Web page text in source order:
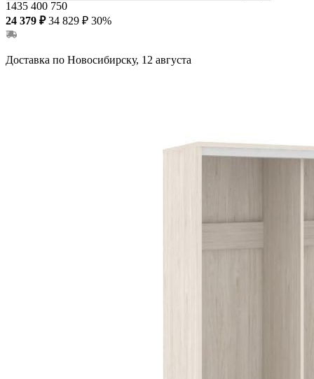
1435 400 750
24 379 ₽ 34 829 ₽ 30%
Доставка по Новосибирску, 12 августа